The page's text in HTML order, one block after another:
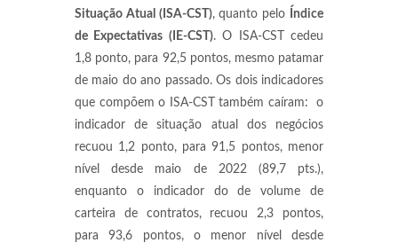
Situação Atual (ISA-CST), quanto pelo
Índice
de Expectativas (IE-CST). O ISA-CST cedeu
1,8 ponto, para 92,5 pontos, mesmo patamar
de maio do ano passado. Os dois indicadores
que compõem o ISA-CST também caíram: o
indicador de situação atual dos negócios
recuou 1,2 ponto, para 91,5 pontos, menor
nível desde maio de 2022 (89,7 pts.),
enquanto o indicador do de volume de
carteira de contratos, recuou 2,3 pontos,
para 93,6 pontos, o menor nível desde